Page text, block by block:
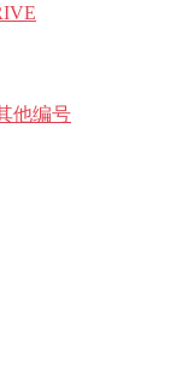
他编号